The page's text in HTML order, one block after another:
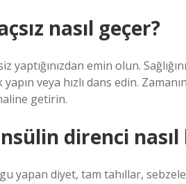
nasıl geçer?
yaptığınızdan emin olun.
veya hızlı dans edin.
getirin.
direnci nasıl
yapan diyet, tam tahıllar,